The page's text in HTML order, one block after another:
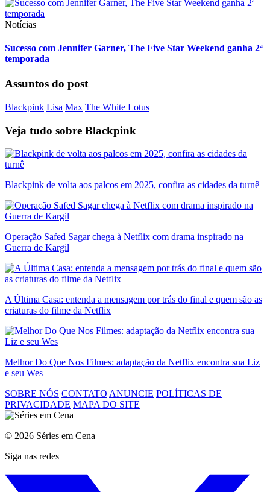
Notícias
Sucesso com Jennifer Garner, The Five Star Weekend ganha 2ª
temporada
Assuntos do post
Blackpink Lisa Max The White Lotus
Veja tudo sobre Blackpink
Blackpink de volta aos palcos em 2025, confira as cidades da turnê
Operação Safed Sagar chega à Netflix com drama inspirado na
Guerra de Kargil
A Última Casa: entenda a mensagem por trás do final e quem são as
criaturas do filme da Netflix
Melhor Do Que Nos Filmes: adaptação da Netflix encontra sua Liz
e seu Wes
SOBRE NÓS CONTATO ANUNCIE POLÍTICAS DE
PRIVACIDADE MAPA DO SITE
© 2026 Séries em Cena
Siga nas redes